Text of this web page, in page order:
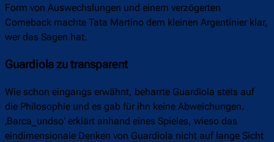
Form von Auswechslungen und einem verzögerten
Comeback machte Tata Martino dem kleinen Argentinier klar,
wer das Sagen hat.
Guardiola zu transparent
Wie schon eingangs erwähnt, beharrte Guardiola stets auf
die Philosophie und es gab für ihn keine Abweichungen.
‚Barca_undso‘ erklärt anhand eines Spieles, wieso das
eindimensionale Denken von Guardiola nicht auf lange Sicht